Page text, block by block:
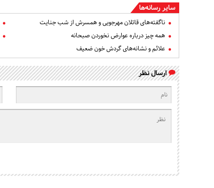
سایر رسانه‌ها
ناگفته‌های قاتلان مهرجویی و همسرش از شب جنایت
همه چیز درباره عوارض نخوردن صبحانه
علائم و نشانه‌های گردش خون ضعیف
ارسال نظر